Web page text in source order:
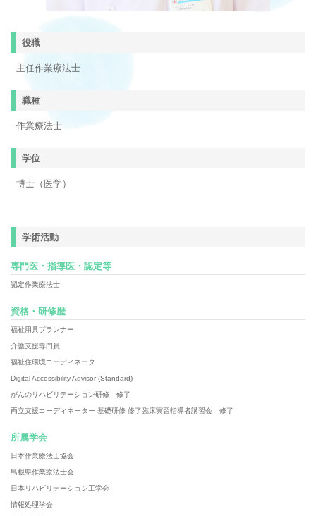
役職
主任作業療法士
職種
作業療法士
学位
博士（医学）
学術活動
専門医・指導医・認定等
認定作業療法士
資格・研修歴
福祉用具プランナー
介護支援専門員
福祉住環境コーディネータ
Digital Accessibility Advisor (Standard)
がんのリハビリテーション研修 修了
両立支援コーディネーター 基礎研修 修了臨床実習指導者講習会 修了
所属学会
日本作業療法士協会
島根県作業療法士会
日本リハビリテーション工学会
情報処理学会